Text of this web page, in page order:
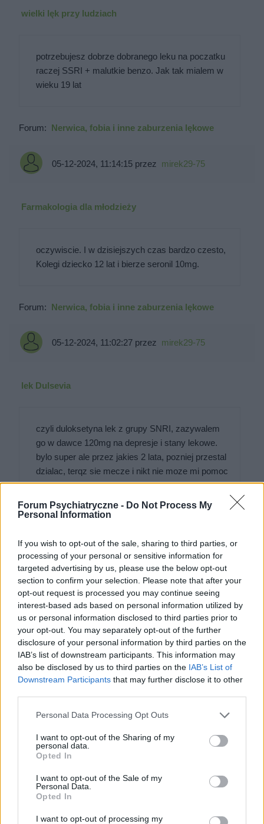
Forum Psychiatryczne - Do Not Process My
Personal Information
If you wish to opt-out of the sale, sharing to third parties, or
processing of your personal or sensitive information for
targeted advertising by us, please use the below opt-out
section to confirm your selection. Please note that after your
opt-out request is processed you may continue seeing
interest-based ads based on personal information utilized by
us or personal information disclosed to third parties prior to
your opt-out. You may separately opt-out of the further
disclosure of your personal information by third parties on the
IAB’s list of downstream participants. This information may
also be disclosed by us to third parties on the IAB’s List of
Downstream Participants that may further disclose it to other
Personal Data Processing Opt Outs
I want to opt-out of the Sharing of my
personal data.
Opted In
I want to opt-out of the Sale of my
Personal Data.
Opted In
I want to opt-out of processing my
wielki lęk przy ludziach
potrzebujesz dobrze dobranego leku na poczatku
raczej SSRI + malutkie benzo. Jak tak mialem w
wieku 19 lat
Forum: Nerwica, fobia i inne zaburzenia lękowe
05-12-2024, 11:14:15 przez mirek29-75
Farmakologia dla młodzieży
oczywiscie. I w dzisiejszych czas bardzo czesto,
Kolegi dziecko 12 lat i bierze seronil 10mg.
Forum: Nerwica, fobia i inne zaburzenia lękowe
05-12-2024, 11:02:27 przez mirek29-75
lek Dulsevia
czyli duloksetyna lek z grupy SNRI, zazywalem
go w dawce 120mg na depresje i stany lekowe.
bylo super ale przez jakies 2 lata, pozniej przestal
dzialac, terqz sie mecze i nikt nie moze mi pomoc
i dobrac odpowiednich lekarstw
04-12-2024, 00:31:22 mirek29-75
Zaburzenia lękowe z niską aktywizacja
witam serdecznie, uwazam ze cos z
benzodiazepin napewno by Ci duzo pomoglo.
niestety lekarze mlodzi nie chca tego
trafic na dobrego psychiatre, ostatnio dali mi
wenlaksetyna ale to przeciez podobne do
duloksetyne tez SNRI do tego dodali pregabaline
ktora na mnie wogole nie dziala! jedyny lek co
mnie teraz trzyma przy zyciu to xanax SR. Oj
ciezko jest... boje sie uzaleznienia!!! Pale rowniez
mnie szkoda czasu i kasy! przerabialem to!!!